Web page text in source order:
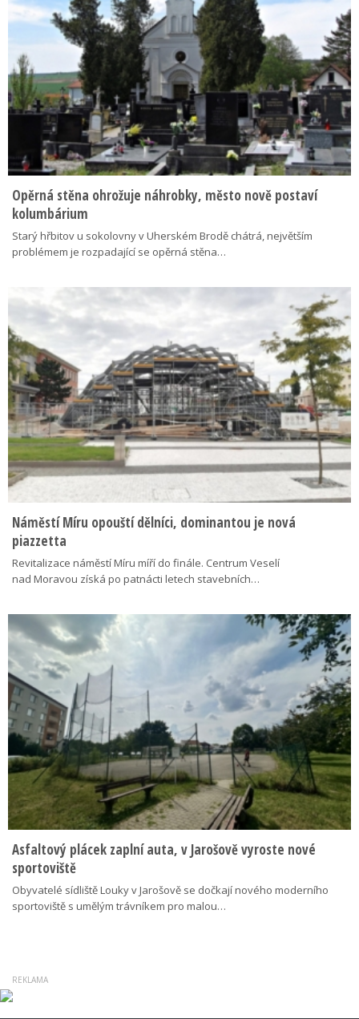
Opěrná stěna ohrožuje náhrobky, město nově postaví
kolumbárium
Starý hřbitov u sokolovny v Uherském Brodě chátrá, největším
problémem je rozpadající se opěrná stěna…
Náměstí Míru opouští dělníci, dominantou je nová
piazzetta
Revitalizace náměstí Míru míří do finále. Centrum Veselí
nad Moravou získá po patnácti letech stavebních…
Asfaltový plácek zaplní auta, v Jarošově vyroste nové
sportoviště
Obyvatelé sídliště Louky v Jarošově se dočkají nového moderního
sportoviště s umělým trávníkem pro malou…